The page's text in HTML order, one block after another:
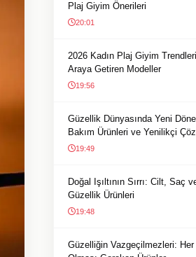
Plaj Giyim Önerileri
20:01
2026 Kadın Plaj Giyim
Araya Getiren Modeller
19:56
Güzellik Dünyasında Yeni
Bakım Ürünleri ve Yenilikçi
19:49
Doğal Işıltının Sırrı: Cilt, Saç
Güzellik Ürünleri
19:48
Güzelliğin Vazgeçilmezleri: Her